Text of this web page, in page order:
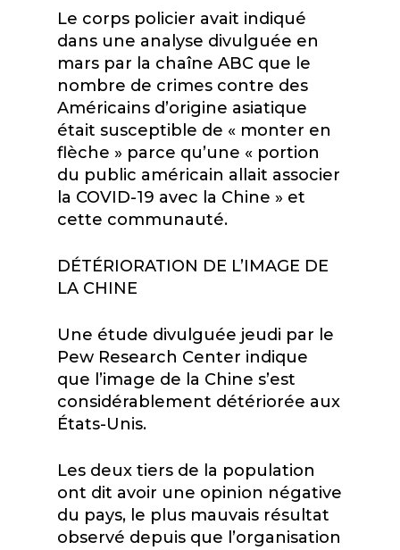
Le corps policier avait indiqué
dans une analyse divulguée en
mars par la chaîne ABC que le
nombre de crimes contre des
Américains d’origine asiatique
était susceptible de « monter en
flèche » parce qu’une « portion
du public américain allait associer
la COVID-19 avec la Chine » et
cette communauté.
DÉTÉRIORATION DE L’IMAGE DE
LA CHINE
Une étude divulguée jeudi par le
Pew Research Center indique
que l’image de la Chine s’est
considérablement détériorée aux
États-Unis.
Les deux tiers de la population
ont dit avoir une opinion négative
du pays, le plus mauvais résultat
observé depuis que l’organisation